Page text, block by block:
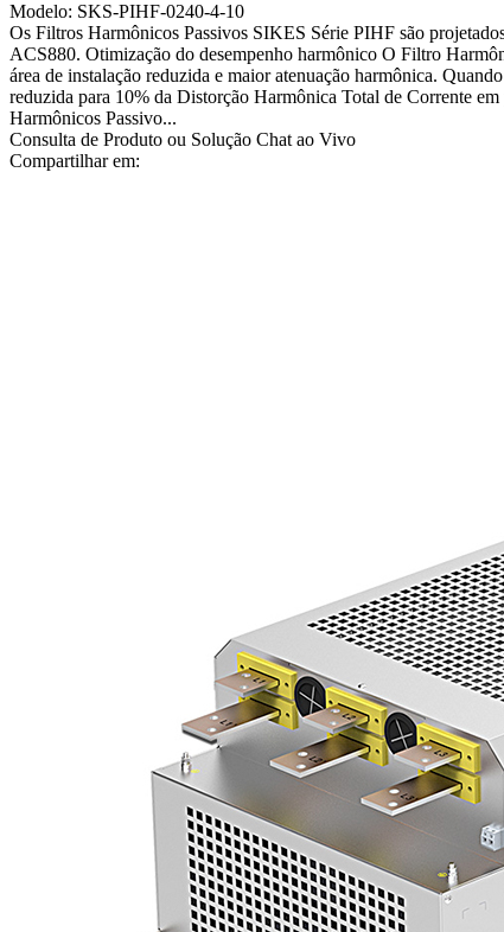
Modelo: SKS-PIHF-0240-4-10
Os Filtros Harmônicos Passivos SIKES Série PIHF são
ACS880. Otimização do desempenho harmônico O Filtro
área de instalação reduzida e maior atenuação harmônica.
reduzida para 10% da Distorção Harmônica Total de Corrente
Harmônicos Passivo...
Consulta de Produto ou Solução Chat ao Vivo
Compartilhar em: